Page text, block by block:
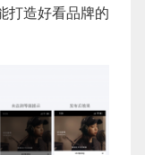
打造好看品牌的